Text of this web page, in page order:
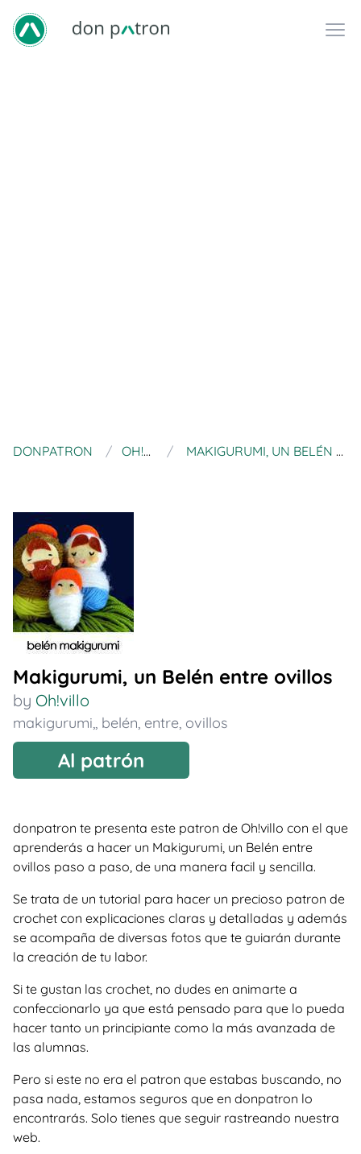
DONPATRON OH!VILLO MAKIGURUMI, UN BELÉN ENTRE OVILLOS
Makigurumi, un Belén entre ovillos
by Oh!villo
makigurumi,, belén, entre, ovillos
Al patrón
donpatron te presenta este patron de Oh!villo con el que
aprenderás a hacer un Makigurumi, un Belén entre
ovillos paso a paso, de una manera facil y sencilla.
Se trata de un tutorial para hacer un precioso patron de
crochet con explicaciones claras y detalladas y además
se acompaña de diversas fotos que te guiarán durante
la creación de tu labor.
Si te gustan las crochet, no dudes en animarte a
confeccionarlo ya que está pensado para que lo pueda
hacer tanto un principiante como la más avanzada de
las alumnas.
Pero si este no era el patron que estabas buscando, no
pasa nada, estamos seguros que en donpatron lo
encontrarás. Solo tienes que seguir rastreando nuestra
web.